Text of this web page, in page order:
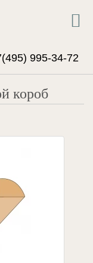
995-34-72
короб